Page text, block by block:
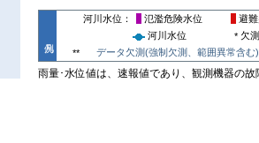
河川水位 氾濫危険水位
避
河川水位
* 欠測
**
データ欠測(強制欠測、範囲異常含む)
雨量･水位値は、速報値であり、観測機器の